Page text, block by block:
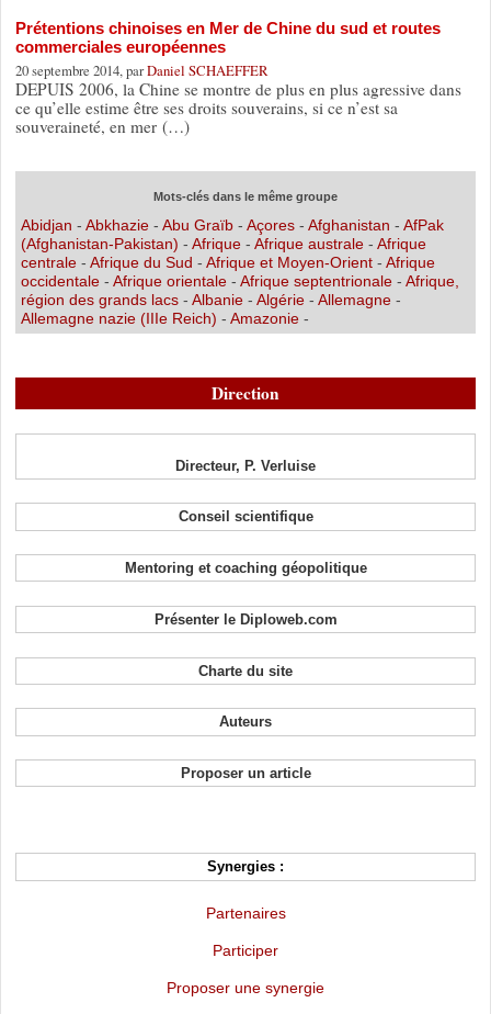
Prétentions chinoises en Mer de Chine du sud et routes
commerciales européennes
20 septembre 2014, parDaniel SCHAEFFER
DEPUIS 2006, la Chine se montre de plus en plus agressive dans
ce qu’elle estime être ses droits souverains, si ce n’est sa
souveraineté, en mer (…)
Mots-clés dans le même groupe
Abidjan - Abkhazie- Abu Graïb- Açores- Afghanistan - AfPak
(Afghanistan-Pakistan) - Afrique- Afrique australe- Afrique
centrale - Afrique du Sud - Afrique et Moyen-Orient - Afrique
occidentale - Afrique orientale - Afrique septentrionale - Afrique,
région des grands lacs- Albanie - Algérie - Allemagne -
Allemagne nazie (IIIe Reich) - Amazonie-
Direction
Directeur, P. Verluise
Conseil scientifique
Mentoring et coaching géopolitique
Présenter le Diploweb.com
Charte du site
Auteurs
Proposer un article
Synergies :
Partenaires
Participer
Proposer une synergie